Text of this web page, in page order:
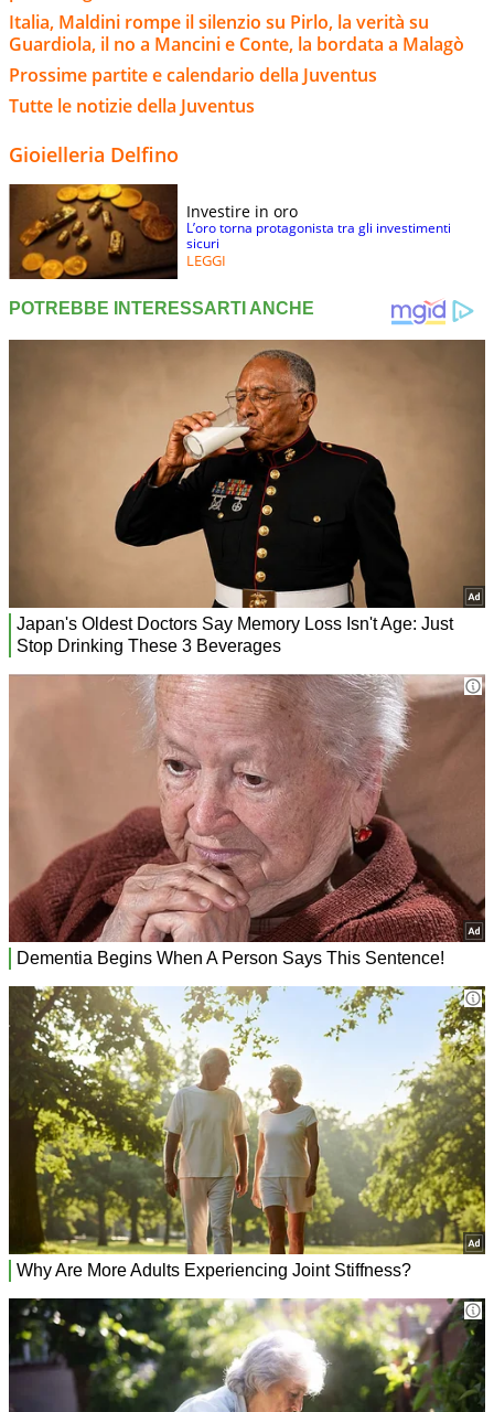
Italia, Maldini rompe il silenzio su Pirlo, la verità su
Guardiola, il no a Mancini e Conte, la bordata a Malagò
Prossime partite e calendario della Juventus
Tutte le notizie della Juventus
Gioielleria Delfino
Investire in oro
L’oro torna protagonista tra gli investimenti
sicuri
LEGGI